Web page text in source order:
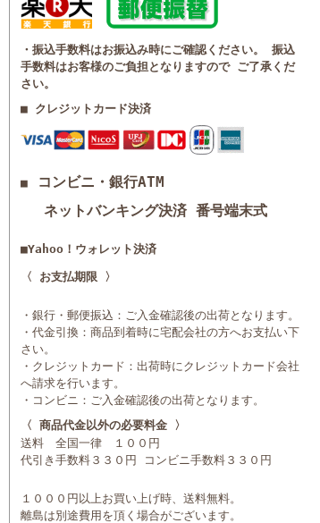
・振込手数料はお振込み時にご確認ください。 振込
手数料はお客様のご負担となりますので ご了承くだ
さい。
■ クレジットカード決済
■
コンビニ・銀行ATM
ネットバンキング決済 番号端末式
■Yahoo！ウォレット決済
〈 お支払期限 〉
・銀行・郵便振込：ご入金確認後の出荷となります。
・代金引換：商品到着時に宅配会社の方へお支払い下
さい。
・クレジットカード：出荷時にクレジットカード会社
へ請求を行います。
・コンビニ：ご入金確認後の出荷となります。
〈 商品代金以外の必要料金 〉
送料 全国一律 １００円
代引き手数料３３０円 コンビニ手数料３３０円
１０００円以上お買い上げ時、送料無料。
離島は別途費用を頂く場合がございます。